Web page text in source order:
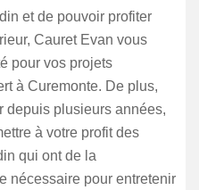
et de pouvoir profiter
Cauret Evan vous
pour vos projets
à Curemonte. De plus,
depuis plusieurs années,
à votre profit des
qui ont de la
nécessaire pour entretenir